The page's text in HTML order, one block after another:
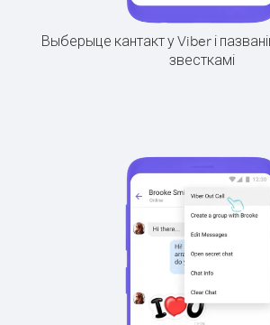
Выберыце кантакт у Viber і
звесткамі